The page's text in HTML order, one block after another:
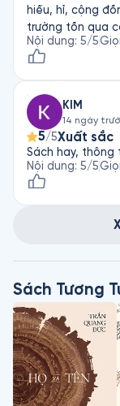
hiếu, hỉ, cộng
trường tồn qua
Nội dung: 5/5
KIM
14 ngày
5/5Xuất sắc
Sách hay, thông
Nội dung: 5/5
Sách Tương